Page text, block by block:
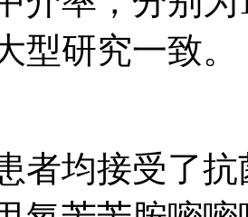
型研究一致。
者均接受了